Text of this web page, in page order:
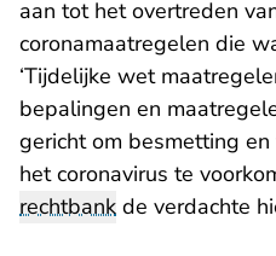
aan tot het overtreden
coronamaatregelen die
‘Tijdelijke wet
bepalingen en
gericht om besmetting
het coronavirus te
rechtbank de verdachte